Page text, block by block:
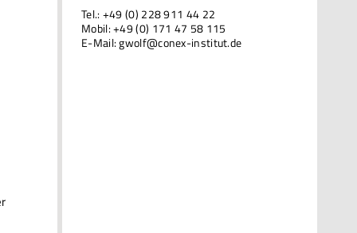
Tel.: +49 (0) 228 911 44 22
Mobil: +49 (0) 171 47 58 115
E-Mail:gwolf@conex-institut.de